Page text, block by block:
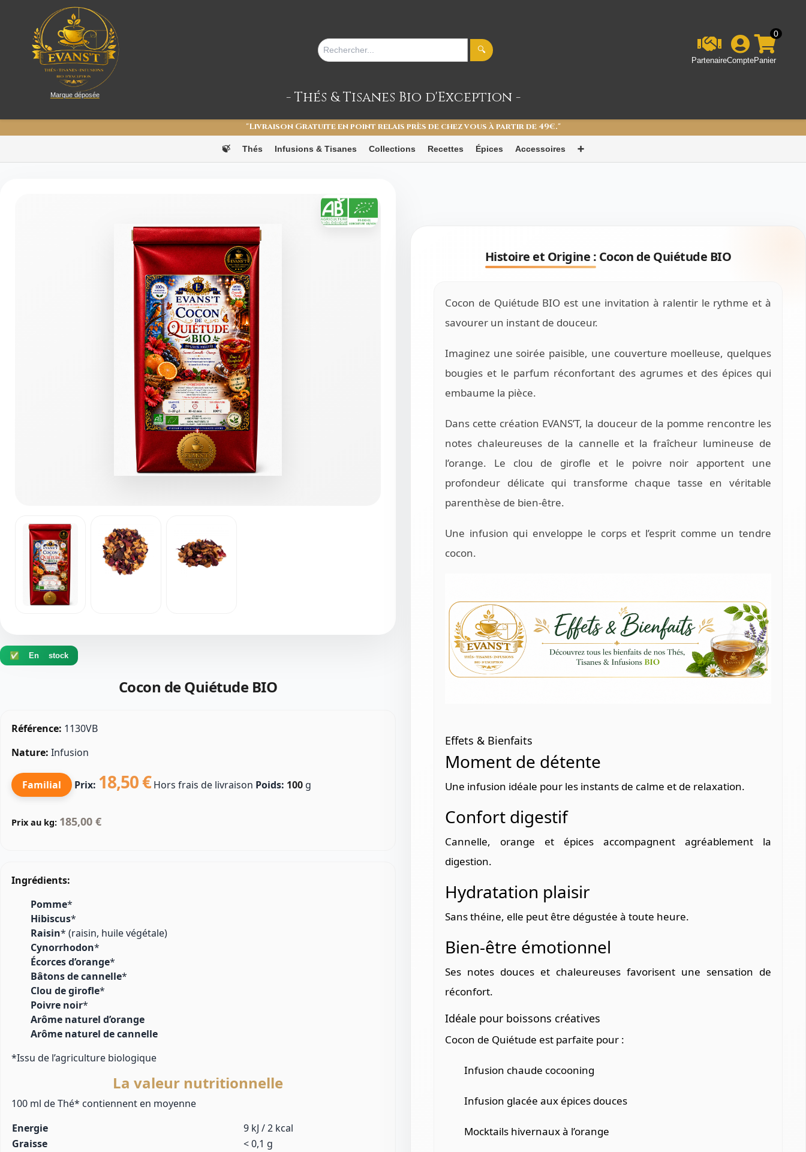
Marque déposée
🔍
PartenaireCompte
0
Panier
- Thés & Tisanes Bio d'Exception -
"Livraison Gratuite en point relais près de chez vous à partir de 49€."
🍃 Thés Infusions & Tisanes Collections Recettes Épices Accessoires ➕
✅ En stock
Cocon de Quiétude BIO
Référence: 1130VB
Nature: Infusion
Familial Prix: 18,50 € Hors frais de livraison Poids: 100 g
Prix au kg: 185,00 €
Ingrédients:
Pomme*
Hibiscus*
Raisin* (raisin, huile végétale)
Cynorrhodon*
Écorces d’orange*
Bâtons de cannelle*
Clou de girofle*
Poivre noir*
Arôme naturel d’orange
Arôme naturel de cannelle
*Issu de l’agriculture biologique
La valeur nutritionnelle
100 ml de Thé* contiennent en moyenne
Energie
9 kJ / 2 kcal
Graisse
< 0,1 g
Histoire et Origine : Cocon de Quiétude BIO
Cocon de Quiétude BIO est une invitation à ralentir le rythme et à
savourer un instant de douceur.
Imaginez une soirée paisible, une couverture moelleuse, quelques
bougies et le parfum réconfortant des agrumes et des épices qui
embaume la pièce.
Dans cette création EVANS’T, la douceur de la pomme rencontre les
notes chaleureuses de la cannelle et la fraîcheur lumineuse de
l’orange. Le clou de girofle et le poivre noir apportent une
profondeur délicate qui transforme chaque tasse en véritable
parenthèse de bien-être.
Une infusion qui enveloppe le corps et l’esprit comme un tendre
cocon.
Effets & Bienfaits
Moment de détente
Une infusion idéale pour les instants de calme et de relaxation.
Confort digestif
Cannelle, orange et épices accompagnent agréablement la
digestion.
Hydratation plaisir
Sans théine, elle peut être dégustée à toute heure.
Bien-être émotionnel
Ses notes douces et chaleureuses favorisent une sensation de
réconfort.
Idéale pour boissons créatives
Cocon de Quiétude est parfaite pour :
Infusion chaude cocooning
Infusion glacée aux épices douces
Mocktails hivernaux à l’orange